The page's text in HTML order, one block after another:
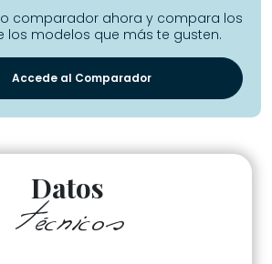
comparador ahora y compara los
los modelos que más te gusten.
Accede al Comparador
Datos
técnicos